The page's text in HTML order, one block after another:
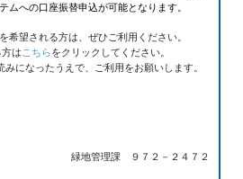
ムへの口座振替申込が可能となります。
希望される方は、ぜひご利用ください。
はこちらをクリックしてください。
になったうえで、ご利用をお願いします。
緑地管理課 ９７２－２４７２